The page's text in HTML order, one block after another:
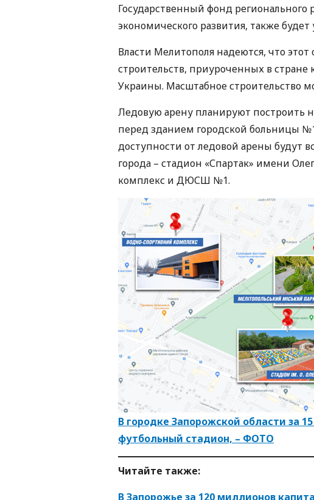
Государственный фонд
экономического развития, также
Власти Мелитополя надеются, что
строительств, приуроченных в
Украины. Масштабное строительство
Ледовую арену планируют построить
перед зданием городской больницы
доступности от ледовой арены будут
города – стадион «Спартак» имени
комплекс и ДЮСШ №1.
В городке Запорожской области за
футбольный стадион, – ФОТО
Читайте также:
В Запорожье за 120 миллионов